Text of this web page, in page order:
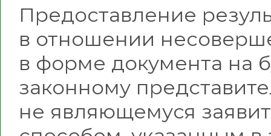
Предоставление
в отношении
в форме документа на
законному
не являющемуся